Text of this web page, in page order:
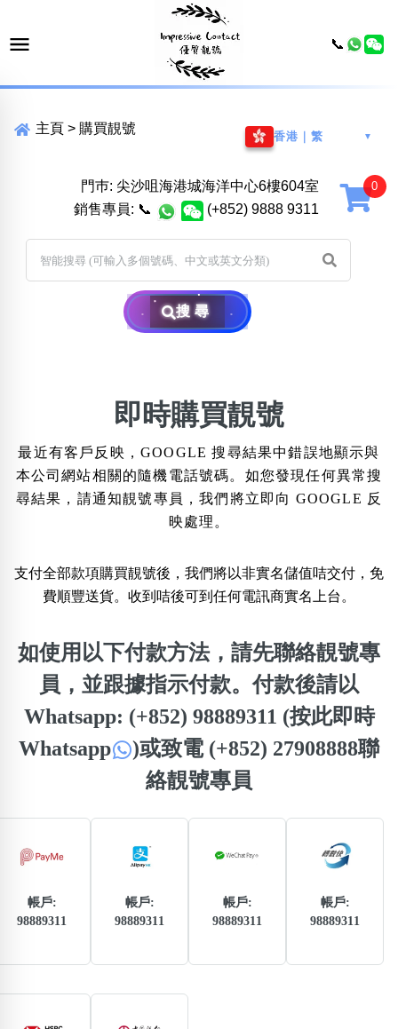
主頁 > 購買靚號
香港｜繁 ▼
門巿: 尖沙咀海港城海洋中心6樓604室
銷售專員: 📞 (+852) 9888 9311
搜尋
位置:
一 二 三 四 五 六 七 八
清除全部分類
不包含數字
無0無1 無2無3無4 無5 無6無7無8 無9
清除全部分類
搜尋
熱門分類
999尾
無4字
無5字
多8字 9888頭 二字號
搜尋
即時購買靚號
最近有客戶反映，GOOGLE 搜尋結果中錯誤地顯示與
本公司網站相關的隨機電話號碼。如您發現任何異常搜
尋結果，請通知靚號專員，我們將立即向 GOOGLE 反
映處理。
支付全部款項購買靚號後，我們將以非實名儲值咭交付，免
費順豐送貨。收到咭後可到任何電訊商實名上台。
如使用以下付款方法，請先聯絡靚號專
員，並跟據指示付款。付款後請以
Whatsapp: (+852) 98889311 (按此即時
Whatsapp
)或致電 (+852) 27908888聯
絡靚號專員
帳戶:
98889311
帳戶:
98889311
帳戶:
98889311
帳戶:
98889311
📞